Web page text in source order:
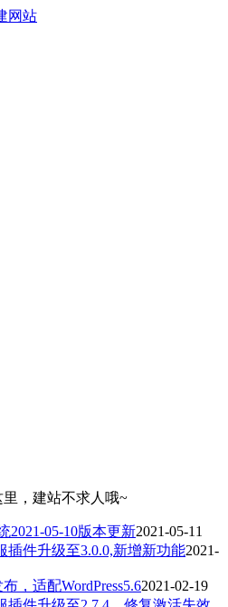
，建站不求人哦~
2021-05-10版本更新2021-05-11
插件升级至3.0.0,新增新功能2021-
，适配WordPress5.62021-02-19